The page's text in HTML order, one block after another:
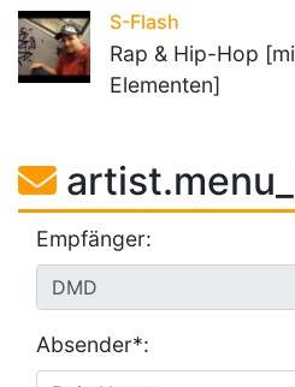
S-Flash
Rap & Hip-Hop
Elementen]
Empfänger:
Absender*: